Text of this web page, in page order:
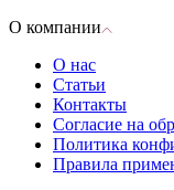
О компании
О нас
Статьи
Контакты
Согласие на
Политика
Правила